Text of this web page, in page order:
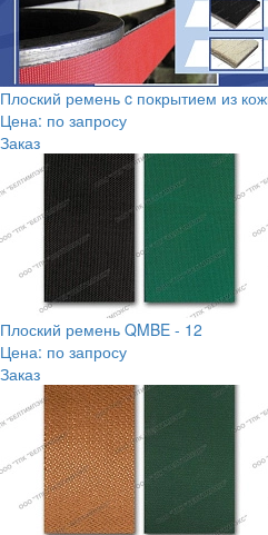
Плоский ремень c покрытием из
Цена: по запросу
Заказ
Плоский ремень QMBE - 12
Цена: по запросу
Заказ